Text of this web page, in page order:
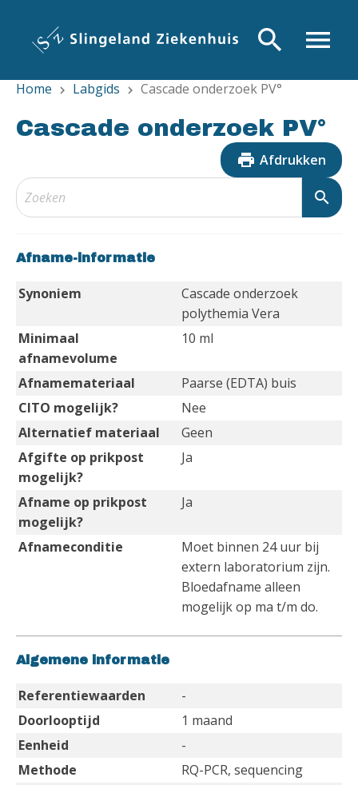
inhoud
menu
search
Home chevron_right Labgids chevron_right Cascade onderzoek PV°
Cascade onderzoek PV°
print Afdrukken
search
Afname-informatie
Synoniem
Cascade onderzoek
polythemia Vera
Minimaal
afnamevolume
10 ml
Afnamemateriaal
Paarse (EDTA) buis
CITO mogelijk?
Nee
Alternatief materiaal
Geen
Afgifte op prikpost
mogelijk?
Ja
Afname op prikpost
mogelijk?
Ja
Afnameconditie
Moet binnen 24 uur bij
extern laboratorium zijn.
Bloedafname alleen
mogelijk op ma t/m do.
Algemene informatie
Referentiewaarden
-
Doorlooptijd
1 maand
Eenheid
-
Methode
RQ-PCR, sequencing